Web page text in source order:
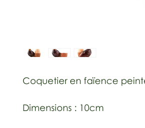
Coquetier en faïence
Dimensions : 10cm